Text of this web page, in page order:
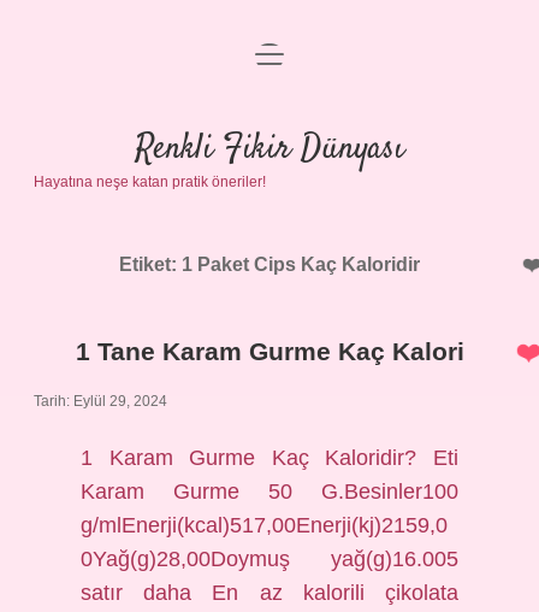
Anasayfa
Gizlilik Politikası
Yasal Uyarı
menüyü
Renkli Fikir Dünyası
Hayatına neşe katan pratik öneriler!
Etiket: 1 Paket Cips Kaç Kaloridir
1 Tane Karam Gurme Kaç Kalori
Tarih: Eylül 29, 2024
1 Karam Gurme Kaç Kaloridir? Eti
Karam Gurme 50 G.Besinler100
g/mlEnerji(kcal)517,00Enerji(kj)2159,0
0Yağ(g)28,00Doymuş yağ(g)16.005
satır daha En az kalorili çikolata